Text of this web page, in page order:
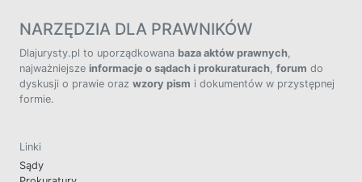
NARZĘDZIA DLA PRAWNIKÓW
Dlajurysty.pl to uporządkowana baza aktów prawnych,
najważniejsze informacje o sądach i prokuraturach, forum do
dyskusji o prawie oraz wzory pism i dokumentów w przystępnej
formie.
Linki
Sądy